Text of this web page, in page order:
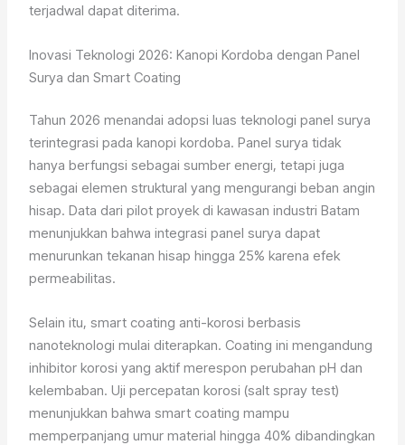
terjadwal dapat diterima.
Inovasi Teknologi 2026: Kanopi Kordoba dengan Panel
Surya dan Smart Coating
Tahun 2026 menandai adopsi luas teknologi panel surya
terintegrasi pada kanopi kordoba. Panel surya tidak
hanya berfungsi sebagai sumber energi, tetapi juga
sebagai elemen struktural yang mengurangi beban angin
hisap. Data dari pilot proyek di kawasan industri Batam
menunjukkan bahwa integrasi panel surya dapat
menurunkan tekanan hisap hingga 25% karena efek
permeabilitas.
Selain itu, smart coating anti-korosi berbasis
nanoteknologi mulai diterapkan. Coating ini mengandung
inhibitor korosi yang aktif merespon perubahan pH dan
kelembaban. Uji percepatan korosi (salt spray test)
menunjukkan bahwa smart coating mampu
memperpanjang umur material hingga 40% dibandingkan